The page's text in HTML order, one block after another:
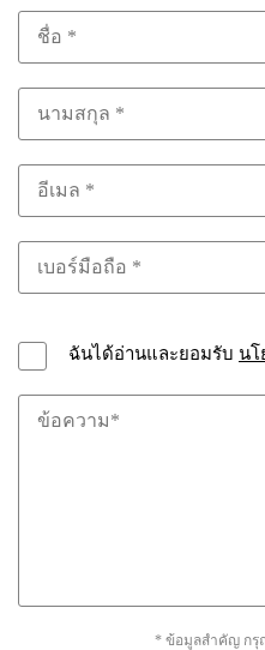
ฉันได้อ่านและยอมรับ นโ
* ข้อมูลสำคัญ กรุ